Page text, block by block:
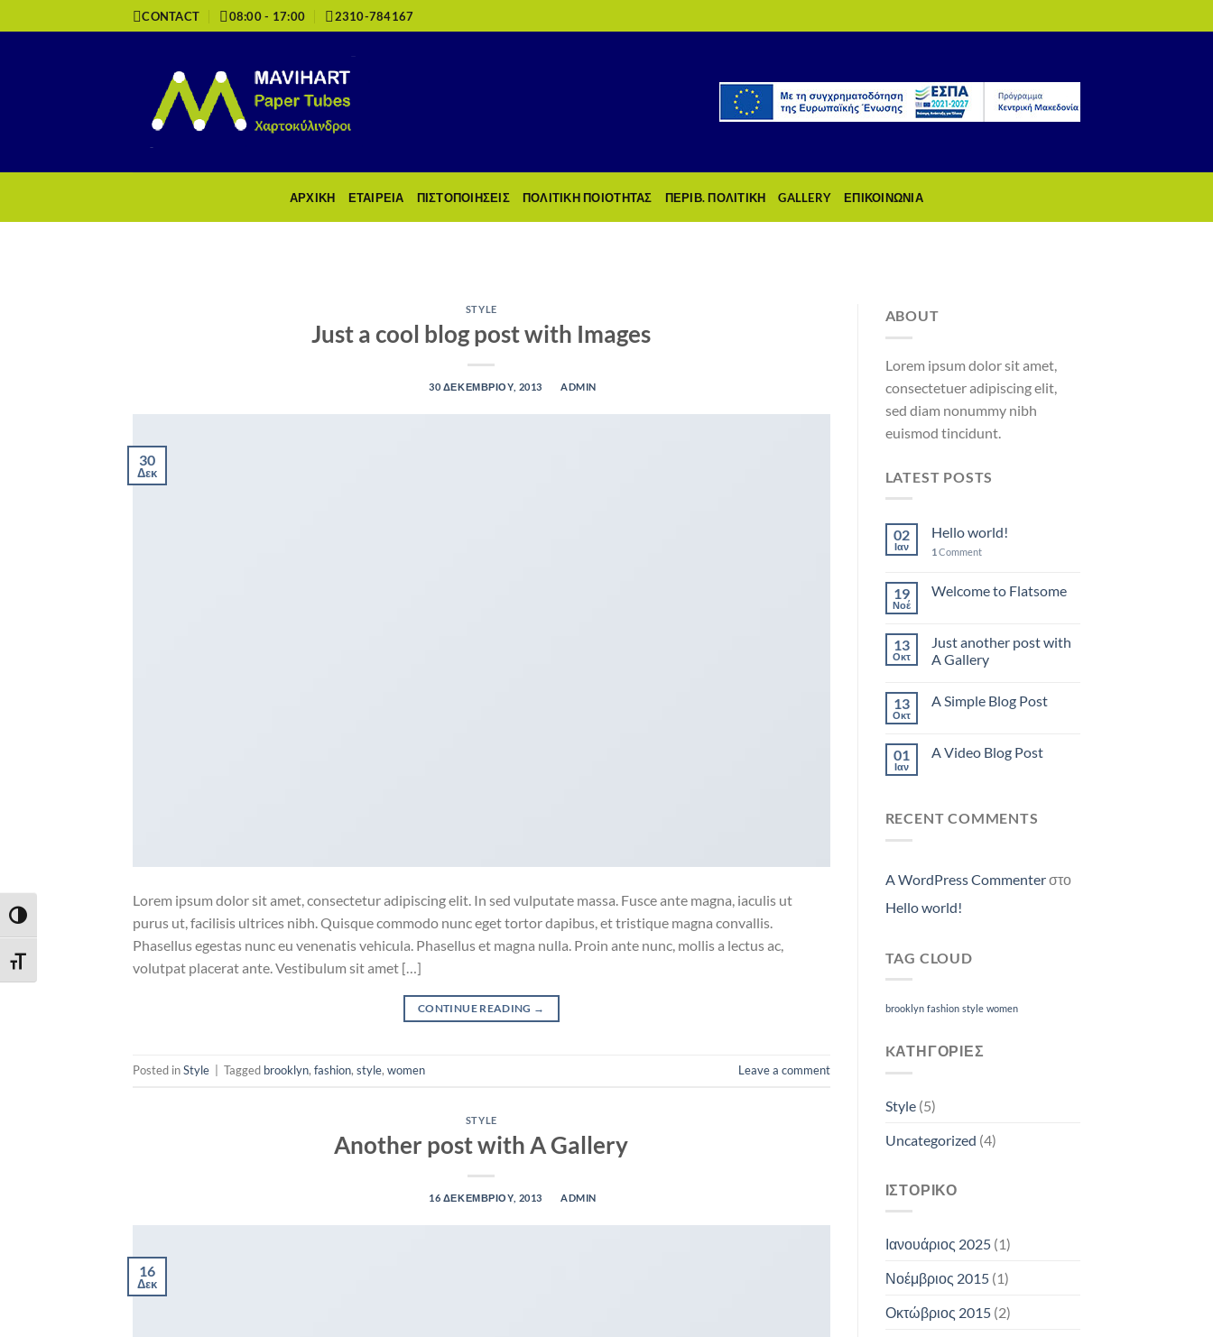
ΕΝΑΛΛΑΓΉ ΥΨΗΛΉΣ ΑΝΤΊΘΕΣΗΣ
ΕΝΑΛΛΑΓΉ ΜΕΓΈΘΟΥΣ ΓΡΑΜΜΆΤΩΝ
στο
CONTACT 08:00 - 17:00 2310-784167
ΑΡΧΙΚΗ ΕΤΑΙΡΕΙΑ ΠΙΣΤΟΠΟΙΗΣΕΙΣ ΠΟΛΙΤΙΚΗ ΠΟΙΟΤΗΤΑΣ ΠΕΡΙΒ. ΠΟΛΙΤΙΚΗ GALLERY ΕΠΙΚΟΙΝΩΝΙΑ
STYLE
Just a cool blog post with Images
POSTED ON30 ΔΕΚΕΜΒΡΊΟΥ, 2013 BYADMIN
30
Δεκ
Lorem ipsum dolor sit amet, consectetur adipiscing elit. In sed vulputate massa. Fusce ante magna, iaculis ut
purus ut, facilisis ultrices nibh. Quisque commodo nunc eget tortor dapibus, et tristique magna convallis.
Phasellus egestas nunc eu venenatis vehicula. Phasellus et magna nulla. Proin ante nunc, mollis a lectus ac,
volutpat placerat ante. Vestibulum sit amet […]
CONTINUE READING →
Posted inStyle Tagged brooklyn, fashion, style, women Leave a comment
STYLE
Another post with A Gallery
16 ΔΕΚΕΜΒΡΊΟΥ, 2013 ADMIN
16
Δεκ
ABOUT
Lorem ipsum dolor sit amet,
consectetuer adipiscing elit,
sed diam nonummy nibh
euismod tincidunt.
LATEST POSTS
02
Ιαν
Hello world!
1 Comment
19
Νοέ
Welcome to Flatsome
13
Οκτ
Just another post with
A Gallery
13
Οκτ
A Simple Blog Post
01
Ιαν
A Video Blog Post
RECENT COMMENTS
A WordPress Commenterστο
Hello world!
TAG CLOUD
brooklyn fashion style women
KΑΤΗΓΟΡΊΕΣ
Style(5)
Uncategorized (4)
ΙΣΤΟΡΙΚΌ
Ιανουάριος 2025(1)
Νοέμβριος 2015(1)
Οκτώβριος 2015(2)